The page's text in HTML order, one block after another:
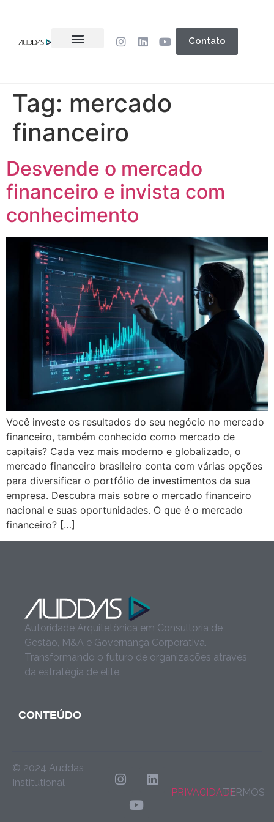
Contato
Tag: mercado
financeiro
Desvende o mercado
financeiro e invista com
conhecimento
Você investe os resultados do seu negócio no mercado
financeiro, também conhecido como mercado de
capitais? Cada vez mais moderno e globalizado, o
mercado financeiro brasileiro conta com várias opções
para diversificar o portfólio de investimentos da sua
empresa. Descubra mais sobre o mercado financeiro
nacional e suas oportunidades. O que é o mercado
financeiro? […]
Autoridade Arquitetônica em Consultoria de
Gestão, M&A e Governança Corporativa.
Transformando o futuro de organizações através
da estratégia de elite.
CONTEÚDO
© 2024 Auddas
Institutional
PRIVACIDADETERMOS